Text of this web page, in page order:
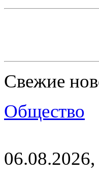
Свежие
Общество